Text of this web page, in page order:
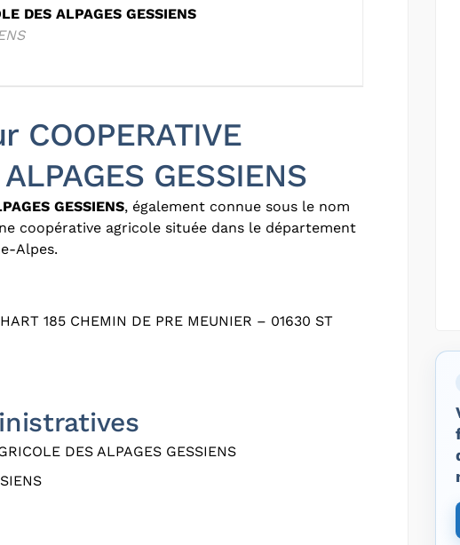
DES ALPAGES GESSIENS
GESSIENS
GESSIENS, également connue sous le nom
coopérative agricole située dans le département
Alpes.
185 CHEMIN DE PRE MEUNIER – 01630 ST
DES ALPAGES GESSIENS